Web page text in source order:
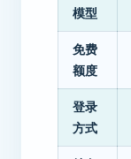
模型
免费
额度
登录
方式